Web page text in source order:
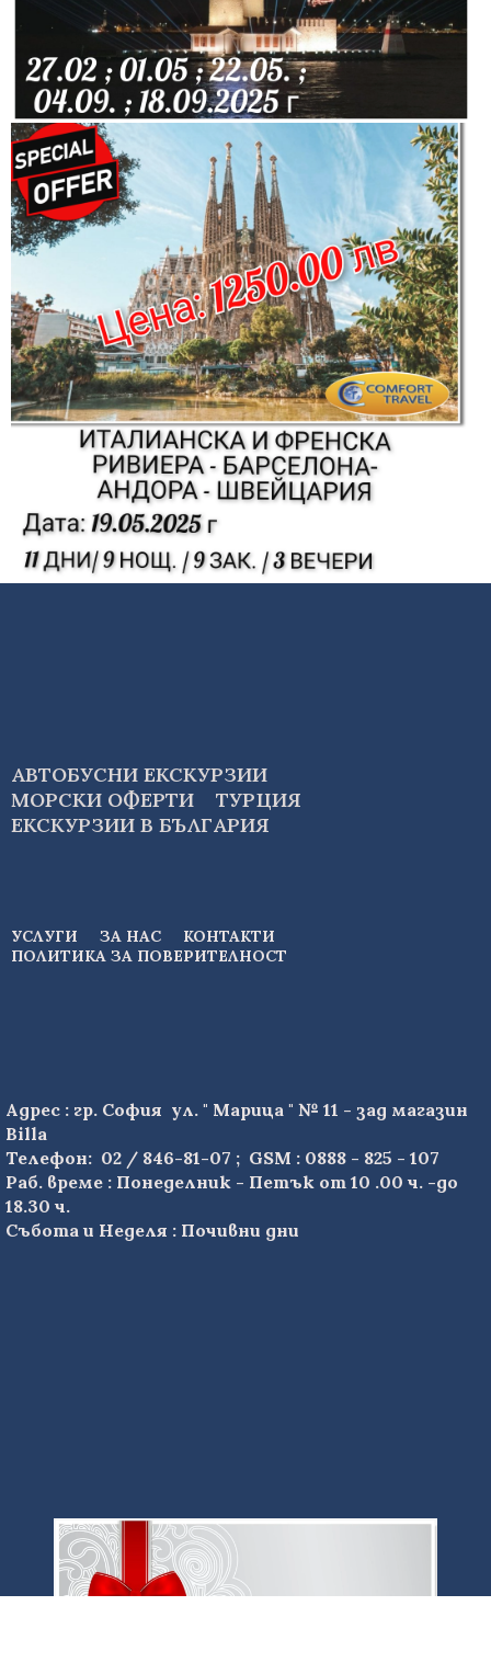
АВТОБУСНИ ЕКСКУРЗИИ
МОРСКИ ОФЕРТИ
ТУРЦИЯ
ЕКСКУРЗИИ В БЪЛГАРИЯ
УСЛУГИ ЗА НАС
КОНТАКТИ
ПОЛИТИКА ЗА ПОВЕРИТЕЛНОСТ
Адрес : гр. София ул. " Марица " № 11 - зад магазин
Billa
Телефон: 02 / 846-81-07 ; GSM : 0888 - 825 - 107
Раб. време : Понеделник - Петък от 10 .00 ч. -до
18.30 ч.
Събота и Неделя : Почивни дни